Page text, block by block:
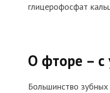
глицерофосфат
О фторе –
Большинство